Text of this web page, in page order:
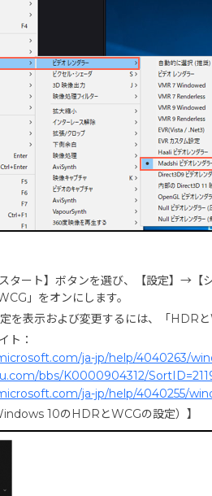
タート】ボタンを選び、【設定】→【
」をオンにします。
表示および変更するには、「HDRと
ト：
ja-jp/help/4040263/
bbs/K0000904312/
ja-jp/help/4040255/
10のHDRとWCGの設定）】